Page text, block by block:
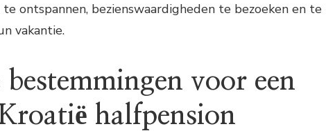
ontspannen, bezienswaardigheden te bezoeken en te
vakantie.
voor een
halfpension